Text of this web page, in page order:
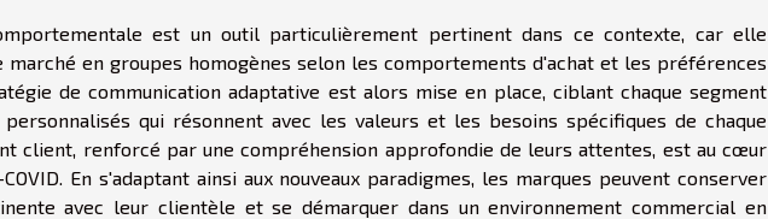
est un outil particulièrement pertinent dans ce contexte, car elle
en groupes homogènes selon les comportements d'achat et les préférences
de communication adaptative est alors mise en place, ciblant chaque segment
personnalisés qui résonnent avec les valeurs et les besoins spécifiques de chaque
client, renforcé par une compréhension approfondie de leurs attentes, est au cœur
En s'adaptant ainsi aux nouveaux paradigmes, les marques peuvent conserver
avec leur clientèle et se démarquer dans un environnement commercial en